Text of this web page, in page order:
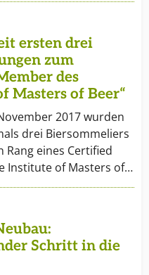
ersten drei
zum
des
Masters of Beer“
2017 wurden
drei Biersommeliers
Rang eines Certified
Institute of Masters of…
Schritt in die